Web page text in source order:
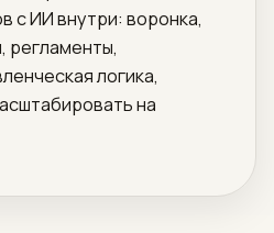
с ИИ внутри: воронка,
регламенты,
логика,
на